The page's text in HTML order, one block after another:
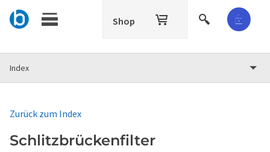
Shop
Index
Zurück zum Index
Schlitzbrückenfilter